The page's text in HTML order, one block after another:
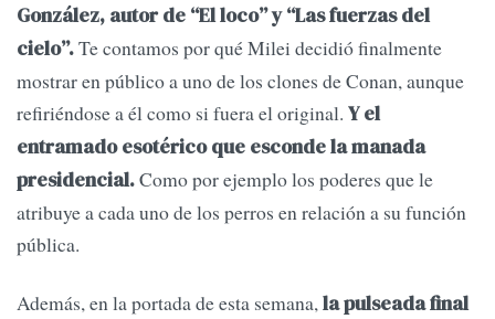
González, autor de “El loco” y “Las fuerzas del
cielo”.Te contamos por qué Milei decidió finalmente
mostrar en público a uno de los clones de Conan, aunque
refiriéndose a él como si fuera el original. Y el
entramado esotérico que esconde la manada
presidencial.Como por ejemplo los poderes que le
atribuye a cada uno de los perros en relación a su función
pública.
Además, en la portada de esta semana,la pulseada final